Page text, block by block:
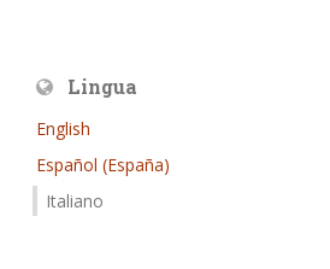
Lingua
English
Español (España)
Italiano